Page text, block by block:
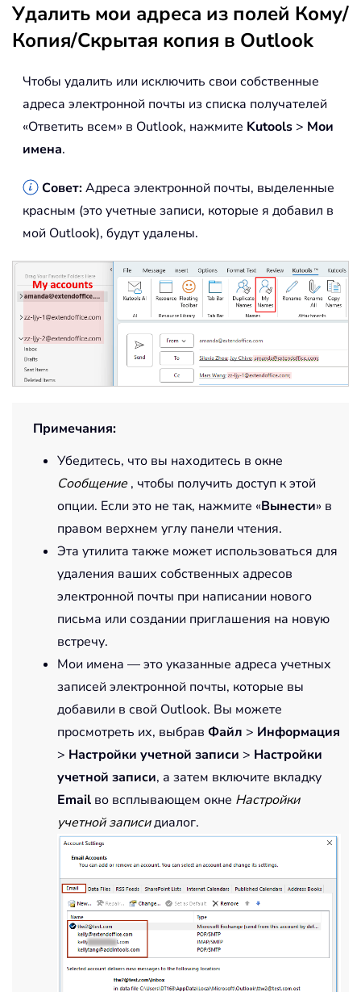
Удалить мои адреса из полей Кому/
Копия/Скрытая копия в Outlook
Чтобы удалить или исключить свои собственные
адреса электронной почты из списка получателей
«Ответить всем» в Outlook, нажмите Kutools > Мои
имена.
Совет:Адреса электронной почты, выделенные
красным (это учетные записи, которые я добавил в
мой Outlook), будут удалены.
Примечания:
Убедитесь, что вы находитесь в окне
Сообщение , чтобы получить доступ к этой
опции. Если это не так, нажмите «Вынести» в
правом верхнем углу панели чтения.
Эта утилита также может использоваться для
удаления ваших собственных адресов
электронной почты при написании нового
письма или создании приглашения на новую
встречу.
Мои имена — это указанные адреса учетных
записей электронной почты, которые вы
добавили в свой Outlook. Вы можете
просмотреть их, выбрав Файл > Информация
> Настройки учетной записи > Настройки
учетной записи, а затем включите вкладку
Email во всплывающем окне Настройки
учетной записидиалог.